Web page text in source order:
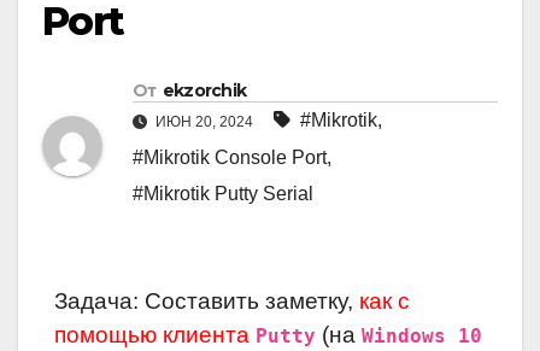
Port
От ekzorchik
ИЮН 20, 2024 #Mikrotik,
#Mikrotik Console Port,
#Mikrotik Putty Serial
Задача: Составить заметку, как с
помощью клиента Putty (на Windows 10